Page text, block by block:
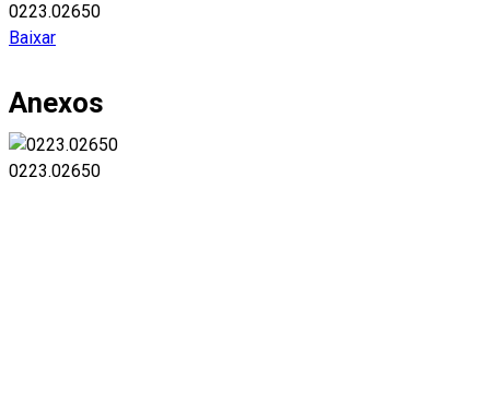
0223.02650
Baixar
Anexos
0223.02650